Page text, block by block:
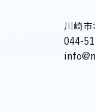
川崎
044-